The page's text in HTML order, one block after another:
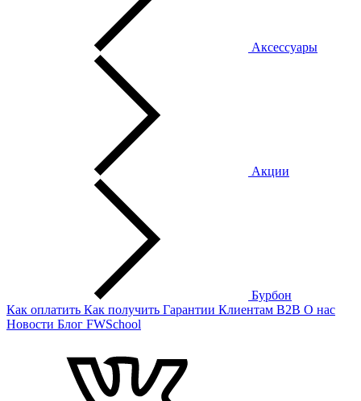
Аксессуары
Акции
Бурбон
Как оплатить Как получить Гарантии Клиентам B2B О нас
Новости Блог FWSchool